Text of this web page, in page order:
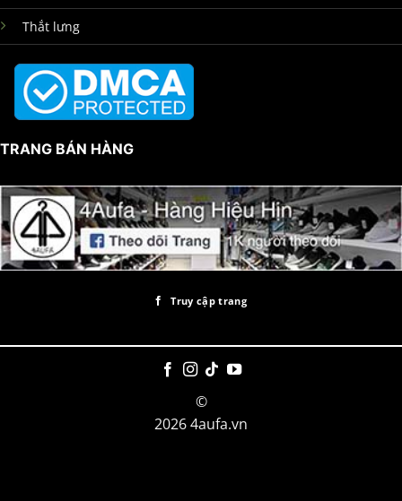
Thắt lưng
TRANG BÁN HÀNG
Truy cập trang
©
2026 4aufa.vn